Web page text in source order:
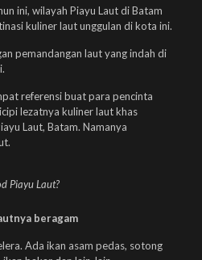
ini, wilayah Piayu Laut di Batam
kuliner laut unggulan di kota ini.
pemandangan laut yang indah di
referensi buat para pencinta
lezatnya kuliner laut khas
Laut, Batam. Namanya
Piayu Laut?
beragam
Ada ikan asam pedas, sotong